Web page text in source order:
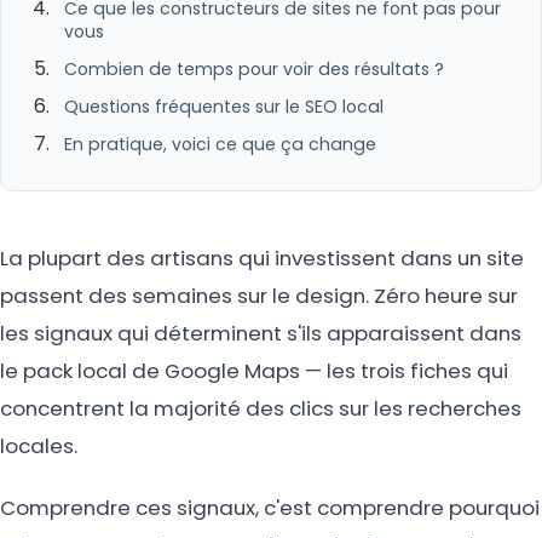
Ce que les constructeurs de sites ne font pas pour
vous
Combien de temps pour voir des résultats ?
Questions fréquentes sur le SEO local
En pratique, voici ce que ça change
La plupart des artisans qui investissent dans un site
passent des semaines sur le design. Zéro heure sur
les signaux qui déterminent s'ils apparaissent dans
le pack local de Google Maps — les trois fiches qui
concentrent la majorité des clics sur les recherches
locales.
Comprendre ces signaux, c'est comprendre pourquoi